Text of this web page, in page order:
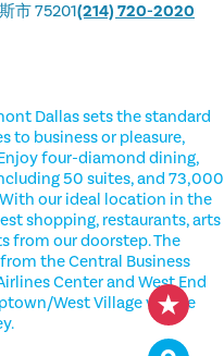
市 75201(214) 720-2020
Dallas sets the standard
to business or pleasure,
four-diamond dining,
50 suites, and 73,000
our ideal location in the
shopping, restaurants, arts
from our doorstep. The
the Central Business
Center and West End
West Village via the